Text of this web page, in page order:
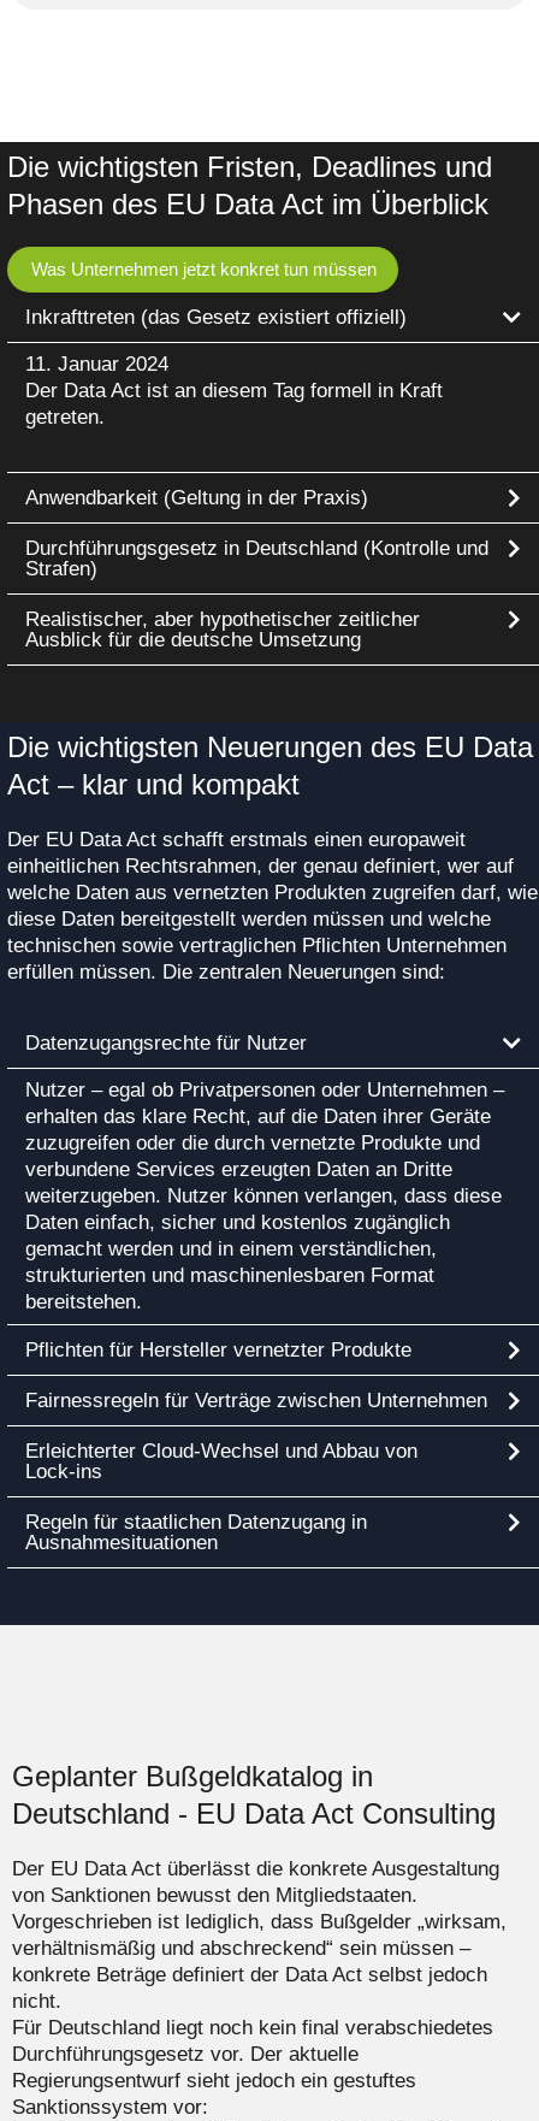
Die wichtigsten Fristen, Deadlines und
Phasen des EU Data Act im Überblick
Was Unternehmen jetzt konkret tun müssen
Inkrafttreten (das Gesetz existiert offiziell)
11. Januar 2024
Der Data Act ist an diesem Tag formell in Kraft
getreten.
Anwendbarkeit (Geltung in der Praxis)
Durchführungsgesetz in Deutschland (Kontrolle und
Strafen)
Realistischer, aber hypothetischer zeitlicher
Ausblick für die deutsche Umsetzung
Die wichtigsten Neuerungen des EU Data
Act – klar und kompakt
Der EU Data Act schafft erstmals einen europaweit
einheitlichen Rechtsrahmen, der genau definiert, wer auf
welche Daten aus vernetzten Produkten zugreifen darf, wie
diese Daten bereitgestellt werden müssen und welche
technischen sowie vertraglichen Pflichten Unternehmen
erfüllen müssen. Die zentralen Neuerungen sind:
Datenzugangsrechte für Nutzer
Nutzer – egal ob Privatpersonen oder Unternehmen –
erhalten das klare Recht, auf die Daten ihrer Geräte
zuzugreifen oder die durch vernetzte Produkte und
verbundene Services erzeugten Daten an Dritte
weiterzugeben. Nutzer können verlangen, dass diese
Daten einfach, sicher und kostenlos zugänglich
gemacht werden und in einem verständlichen,
strukturierten und maschinenlesbaren Format
bereitstehen.
Pflichten für Hersteller vernetzter Produkte
Fairnessregeln für Verträge zwischen Unternehmen
Erleichterter Cloud‑Wechsel und Abbau von
Lock‑ins
Regeln für staatlichen Datenzugang in
Ausnahmesituationen
Geplanter Bußgeldkatalog in
Deutschland - EU Data Act Consulting
Der EU Data Act überlässt die konkrete Ausgestaltung
von Sanktionen bewusst den Mitgliedstaaten.
Vorgeschrieben ist lediglich, dass Bußgelder „wirksam,
verhältnismäßig und abschreckend“ sein müssen –
konkrete Beträge definiert der Data Act selbst jedoch
nicht.
Für Deutschland liegt noch kein final verabschiedetes
Durchführungsgesetz vor. Der aktuelle
Regierungsentwurf sieht jedoch ein gestuftes
Sanktionssystem vor: